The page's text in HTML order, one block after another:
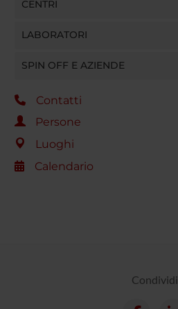
CENTRI
LABORATORI
SPIN OFF E AZIENDE
Contatti
Persone
Luoghi
Calendario
Condividi